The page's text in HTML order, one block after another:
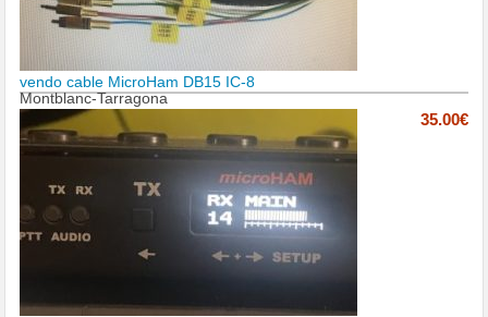
vendo cable MicroHam DB15 IC-8
Montblanc-Tarragona
35.00€